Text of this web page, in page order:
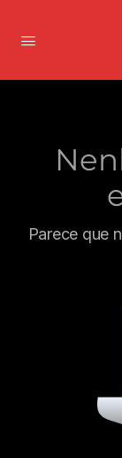
Parece que